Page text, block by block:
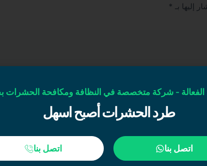
إليها بـ *
الفعالة - شركة متخصصة في النظافة ومكافحة الحشرات
طرد الحشرات أصبح اسهل
اتصل بنا اتصل بنا